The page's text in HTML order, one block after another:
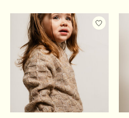
Items van productcarrousel